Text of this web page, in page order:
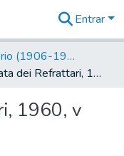
Entrar
Canto Libertário (1906-1995)
L’Adunata dei Refrattari, 1960, v XXXIX, n 32
1960, v